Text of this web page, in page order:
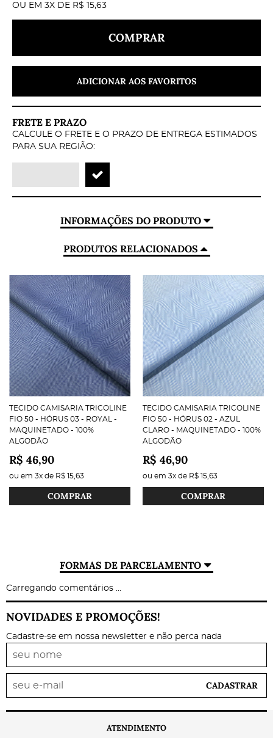
OU EM 3X DE R$ 15,63
COMPRAR
ADICIONAR AOS FAVORITOS
FRETE E PRAZO
CALCULE O FRETE E O PRAZO DE ENTREGA ESTIMADOS
PARA SUA REGIÃO:
INFORMAÇÕES DO PRODUTO
PRODUTOS RELACIONADOS
TECIDO CAMISARIA TRICOLINE
FIO 50 - HÓRUS 03 - ROYAL -
MAQUINETADO - 100%
ALGODÃO
R$ 46,90
ou em 3x de R$ 15,63
COMPRAR
TECIDO CAMISARIA TRICOLINE
FIO 50 - HÓRUS 02 - AZUL
CLARO - MAQUINETADO - 100%
ALGODÃO
R$ 46,90
ou em 3x de R$ 15,63
COMPRAR
FORMAS DE PARCELAMENTO
Carregando comentários ...
NOVIDADES E PROMOÇÕES!
Cadastre-se em nossa newsletter e não perca nada
CADASTRAR
ATENDIMENTO